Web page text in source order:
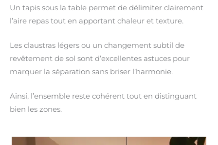
Un tapis sous la table permet de délimiter clairement
l’aire repas tout en apportant chaleur et texture.
Les claustras légers ou un changement subtil de
revêtement de sol sont d’excellentes astuces pour
marquer la séparation sans briser l’harmonie.
Ainsi, l’ensemble reste cohérent tout en distinguant
bien les zones.